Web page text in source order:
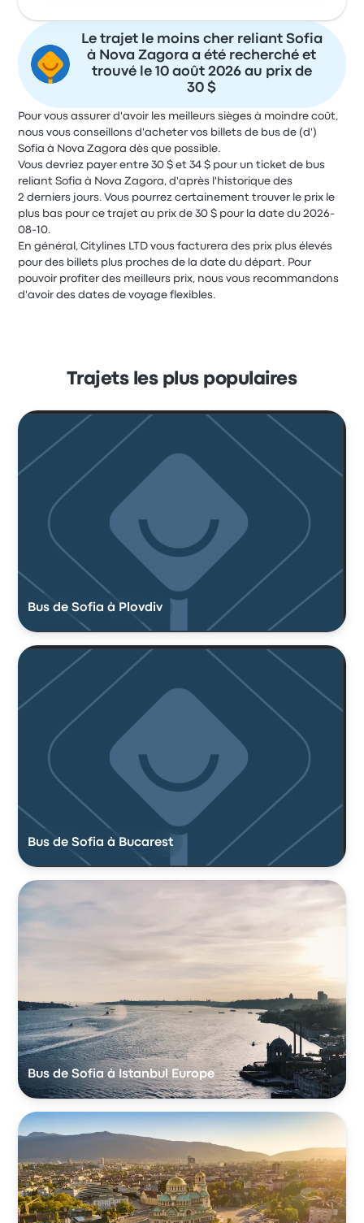
Le trajet le moins cher reliant Sofia
à Nova Zagora a été recherché et
trouvé le 10 août 2026 au prix de
30 $
Pour vous assurer d'avoir les meilleurs sièges à moindre coût,
nous vous conseillons d'acheter vos billets de bus de (d')
Sofia à Nova Zagora dès que possible.
Vous devriez payer entre 30 $ et 34 $ pour un ticket de bus
reliant Sofia à Nova Zagora, d'après l'historique des
2 derniers jours. Vous pourrez certainement trouver le prix le
plus bas pour ce trajet au prix de 30 $ pour la date du 2026-
08-10.
En général, Citylines LTD vous facturera des prix plus élevés
pour des billets plus proches de la date du départ. Pour
pouvoir profiter des meilleurs prix, nous vous recommandons
d'avoir des dates de voyage flexibles.
Trajets les plus populaires
Bus de Sofia à Plovdiv
Bus de Sofia à Bucarest
Bus de Sofia à Istanbul Europe